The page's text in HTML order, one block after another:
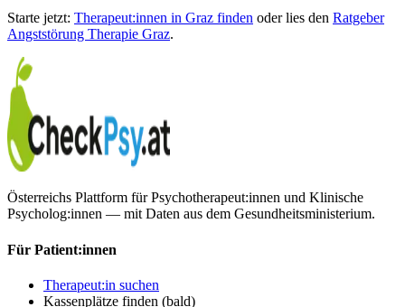
Starte jetzt: Therapeut:innen in Graz finden oder lies den Ratgeber
Angststörung Therapie Graz.
Österreichs Plattform für Psychotherapeut:innen und Klinische
Psycholog:innen — mit Daten aus dem Gesundheitsministerium.
Für Patient:innen
Therapeut:in suchen
Kassenplätze finden (bald)